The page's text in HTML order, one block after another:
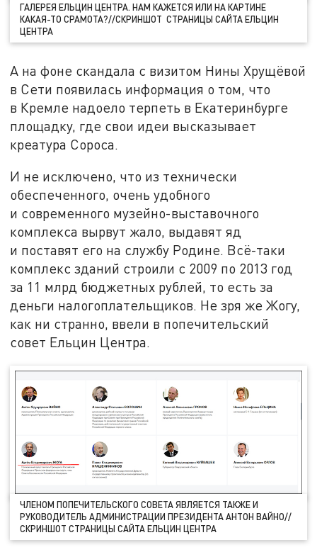
ГАЛЕРЕЯ ЕЛЬЦИН ЦЕНТРА. НАМ КАЖЕТСЯ ИЛИ НА КАРТИНЕ
КАКАЯ-ТО СРАМОТА?//СКРИНШОТ СТРАНИЦЫ САЙТА ЕЛЬЦИН
ЦЕНТРА
А на фоне скандала с визитом Нины Хрущёвой
в Сети появилась информация о том, что
в Кремле надоело терпеть в Екатеринбурге
площадку, где свои идеи высказывает
креатура Сороса.
И не исключено, что из технически
обеспеченного, очень удобного
и современного музейно-выставочного
комплекса вырвут жало, выдавят яд
и поставят его на службу Родине. Всё-таки
комплекс зданий строили с 2009 по 2013 год
за 11 млрд бюджетных рублей, то есть за
деньги налогоплательщиков. Не зря же Жогу,
как ни странно, ввели в попечительский
совет Ельцин Центра.
ЧЛЕНОМ ПОПЕЧИТЕЛЬСКОГО СОВЕТА ЯВЛЯЕТСЯ ТАКЖЕ И
РУКОВОДИТЕЛЬ АДМИНИСТРАЦИИ ПРЕЗИДЕНТА АНТОН ВАЙНО//
СКРИНШОТ СТРАНИЦЫ САЙТА ЕЛЬЦИН ЦЕНТРА